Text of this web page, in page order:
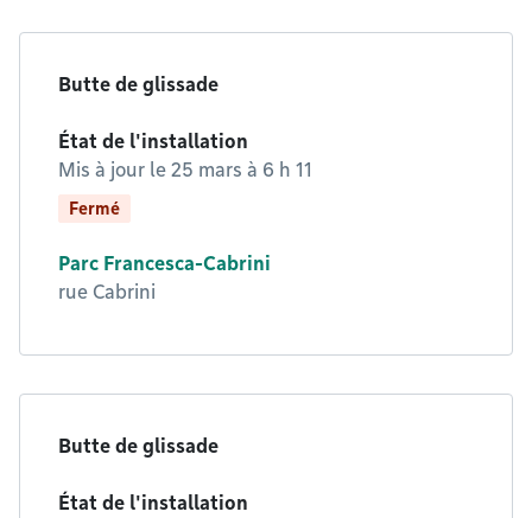
Butte de glissade
État de l'installation
Mis à jour le 25 mars à 6 h 11
Fermé
Parc Francesca-Cabrini
rue Cabrini
Butte de glissade
État de l'installation